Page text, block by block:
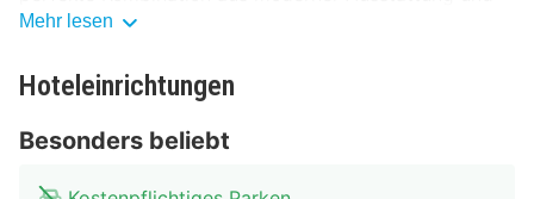
einem einladenden Ambiente.
Lage Appart Hôtel des Capucins
einfachen Zugang zu den wichtigsten
Sehenswürdigkeiten der Stadt. Du bist nur wenige
Mehr lesen
Hoteleinrichtungen
Besonders beliebt